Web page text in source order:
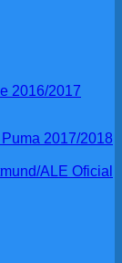
2016/2017